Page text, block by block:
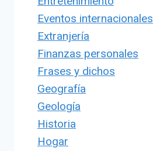
Eventos internacionales
Extranjería
Finanzas personales
Frases y dichos
Geografía
Geología
Historia
Hogar